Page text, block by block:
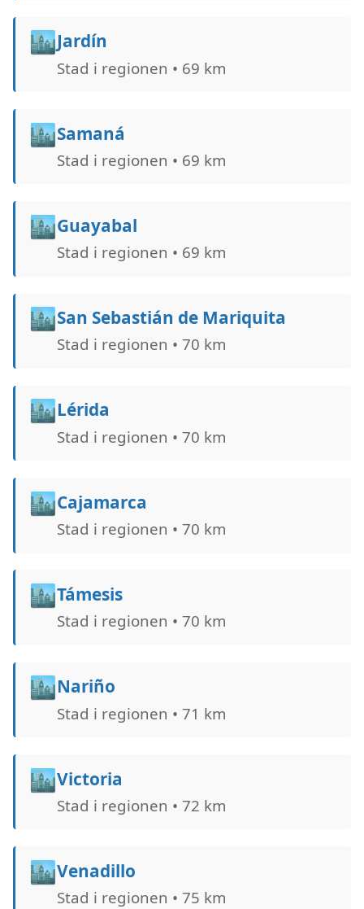
🏙️Jardín
Stad i regionen • 69 km
🏙️Samaná
Stad i regionen • 69 km
🏙️Guayabal
Stad i regionen • 69 km
🏙️San Sebastián de Mariquita
Stad i regionen • 70 km
🏙️Lérida
Stad i regionen • 70 km
🏙️Cajamarca
Stad i regionen • 70 km
🏙️Támesis
Stad i regionen • 70 km
🏙️Nariño
Stad i regionen • 71 km
🏙️Victoria
Stad i regionen • 72 km
🏙️Venadillo
Stad i regionen • 75 km